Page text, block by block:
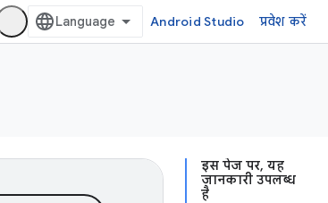
Android Studio प्रवेश करें
इस पेज पर, यह
जानकारी उपलब्ध
है